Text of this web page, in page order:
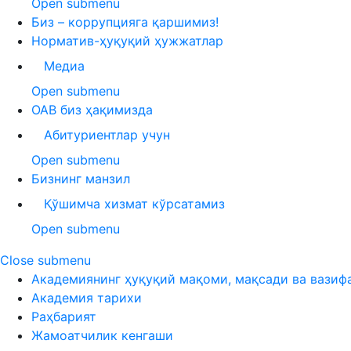
Open submenu
Биз – коррупцияга қаршимиз!
Норматив-ҳуқуқий ҳужжатлар
Медиа
Open submenu
ОАВ биз ҳақимизда
Абитуриентлар учун
Open submenu
Бизнинг манзил
Қўшимча хизмат кўрсатамиз
Open submenu
Close submenu
Академиянинг ҳуқуқий мақоми, мақсади ва
Академия тарихи
Раҳбарият
Жамоатчилик кенгаши